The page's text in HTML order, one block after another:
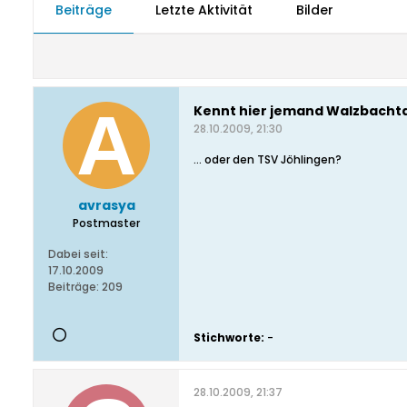
Beiträge Letzte Aktivität Bilder
avrasya
Postmaster
Dabei seit:
17.10.2009
Beiträge: 209
Kennt hier jemand
28.10.2009, 21:30
... oder den TSV Jöhlingen?
Stichworte: -
28.10.2009, 21:37